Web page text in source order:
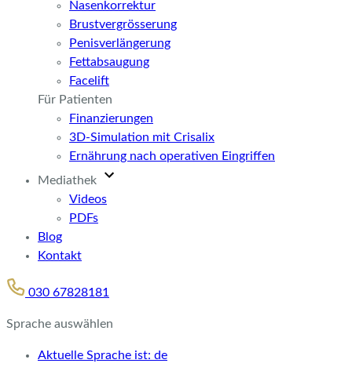
Nasenkorrektur
Brustvergrösserung
Penisverlängerung
Fettabsaugung
Facelift
Für Patienten
Finanzierungen
3D-Simulation mit Crisalix
Ernährung nach operativen Eingriffen
Mediathek
Videos
PDFs
Blog
Kontakt
030 67828181
Sprache auswählen
Aktuelle Sprache ist: de